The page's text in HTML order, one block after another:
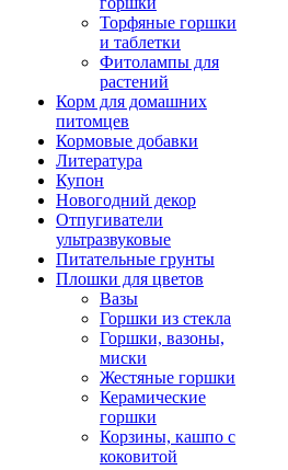
Торфяные горшки
и таблетки
Фитолампы для
растений
Корм для домашних
питомцев
Кормовые добавки
Литература
Купон
Новогодний декор
Отпугиватели
ультразвуковые
Питательные грунты
Плошки для цветов
Вазы
Горшки из стекла
Горшки, вазоны,
миски
Жестяные горшки
Керамические
горшки
Корзины, кашпо с
коковитой